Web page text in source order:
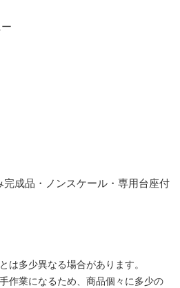
成品・ノンスケール・専用台座付
は多少異なる場合があります。
作業になるため、商品個々に多少の